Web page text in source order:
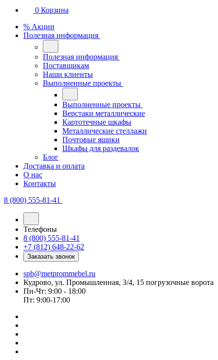
0 Корзина
% Акции
Полезная информация
Полезная информация
Поставщикам
Наши клиенты
Выполненные проекты
Выполненные проекты
Верстаки металлические
Картотечные шкафы
Металлические стеллажи
Почтовые ящики
Шкафы для раздевалок
Блог
Доставка и оплата
О нас
Контакты
8 (800) 555-81-41
Телефоны
8 (800) 555-81-41
+7 (812) 648-22-62
Заказать звонок
spb@metprommebel.ru
Кудрово, ул. Промышленная, 3/4, 15 погрузочные ворота
Пн-Чт: 9:00 - 18:00
Пт: 9:00-17:00